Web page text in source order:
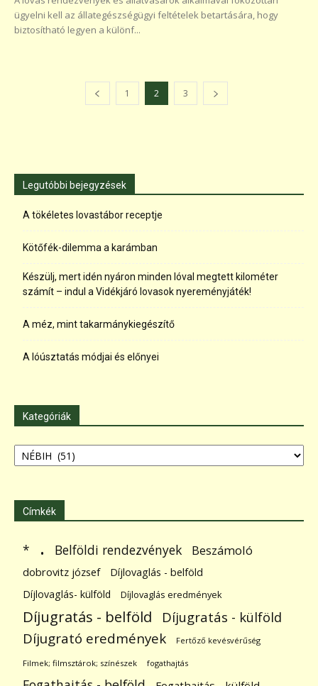
ügyelni kell az állategészségügyi feltételek betartására, hogy
biztosítható legyen a különf...
1 2 3
Legutóbbi bejegyzések
A tökéletes lovastábor receptje
Kötőfék-dilemma a karámban
Készülj, mert idén nyáron minden lóval megtett kilométer
számít – indul a Vidékjáró lovasok nyereményjáték!
A méz, mint takarmánykiegészítő
A lóúsztatás módjai és előnyei
Kategóriák
Kategóriák
Címkék
* . Belföldi rendezvények Beszámoló
dobrovitz józsef
Díjlovaglás - belföld
Díjlovaglás- külföld
Díjlovaglás eredmények
Díjugratás - belföld Díjugratás - külföld
Díjugrató eredmények Fertőző kevésvérűség
Filmek; filmsztárok; színészek fogathajtás